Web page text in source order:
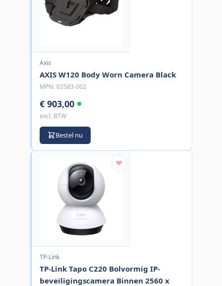
Axis
AXIS W120 Body Worn Camera Black
MPN: 02583-002
€ 903,00
excl. BTW
Bestel nu
TP-Link
TP-Link Tapo C220 Bolvormig IP-
beveiligingscamera Binnen 2560 x